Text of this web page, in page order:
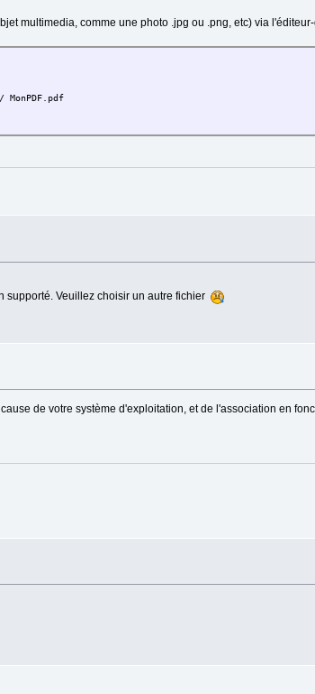
multimedia, comme une photo .jpg ou .png, etc) via
supporté. Veuillez choisir un autre fichier
de votre système d'exploitation, et de l'association en